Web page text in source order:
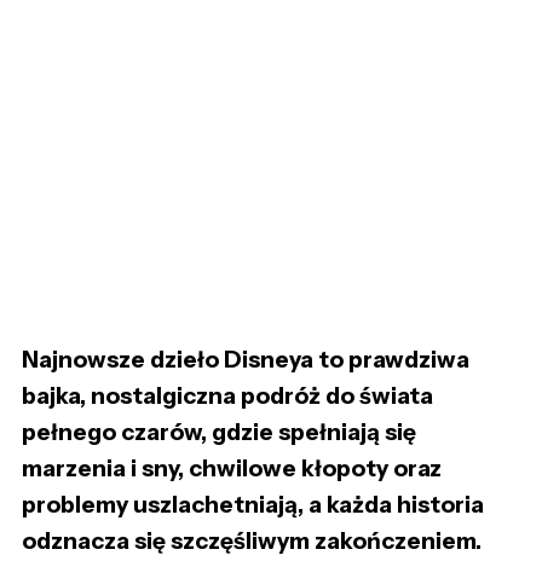
Najnowsze dzieło Disneya to prawdziwa
bajka, nostalgiczna podróż do świata
pełnego czarów, gdzie spełniają się
marzenia i sny, chwilowe kłopoty oraz
problemy uszlachetniają, a każda historia
odznacza się szczęśliwym zakończeniem.